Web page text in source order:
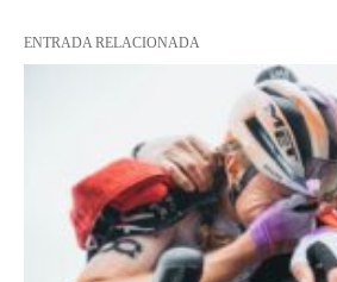
ENTRADA RELACIONADA